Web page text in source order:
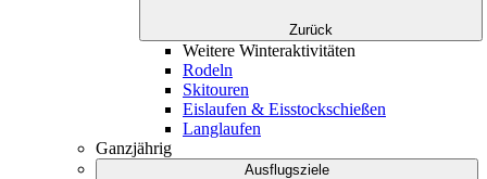
Zurück
Weitere Winteraktivitäten
Rodeln
Skitouren
Eislaufen & Eisstockschießen
Langlaufen
Ganzjährig
Ausflugsziele